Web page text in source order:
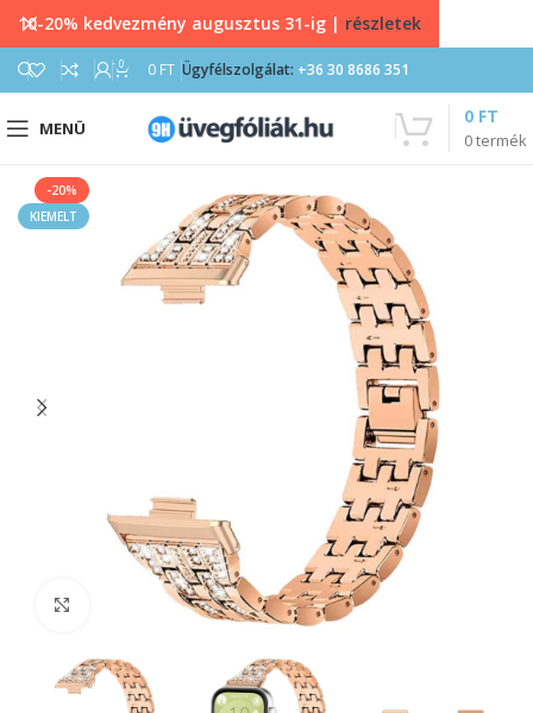
0 0 FT Ügyfélszolgálat: +36 30 8686 351
MENÜ
0termék
0 FT
-20%
KIEMELT
10-20% kedvezmény augusztus 31-ig | részletek